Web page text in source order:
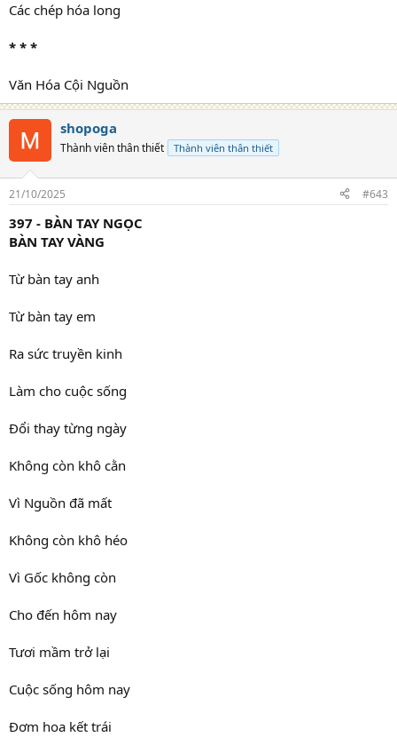
Các chép hóa long
* * *
Văn Hóa Cội Nguồn
shopoga
Thành viên thân thiết Thành viên thân thiết
21/10/2025 #643
397 - BÀN TAY NGỌC
BÀN TAY VÀNG
Từ bàn tay anh
Từ bàn tay em
Ra sức truyền kinh
Làm cho cuộc sống
Đổi thay từng ngày
Không còn khô cằn
Vì Nguồn đã mất
Không còn khô héo
Vì Gốc không còn
Cho đến hôm nay
Tươi mầm trở lại
Cuộc sống hôm nay
Đơm hoa kết trái